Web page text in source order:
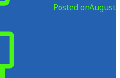
Posted onAugust